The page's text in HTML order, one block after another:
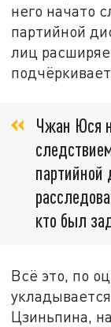
него начато
партийной
лиц
Чжан Юся
кто был
Всё это, по
Цзиньпина,